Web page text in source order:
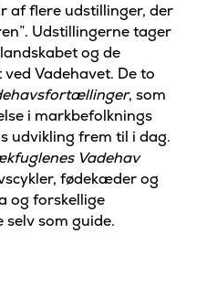
af flere udstillinger, der
Udstillingerne tager
og de
Vadehavet. De to
, som
i markbefolknings
udvikling frem til i dag.
Vadehav
fødekæder og
og forskellige
som guide.